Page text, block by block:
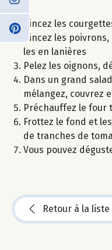
Rincez les
Rincez les
les en lanières
Pelez les oignons,
Dans un grand
mélangez, couvrez
Préchauffez le four
Frottez le fond et
de tranches de
Vous pouvez
Retour à la liste